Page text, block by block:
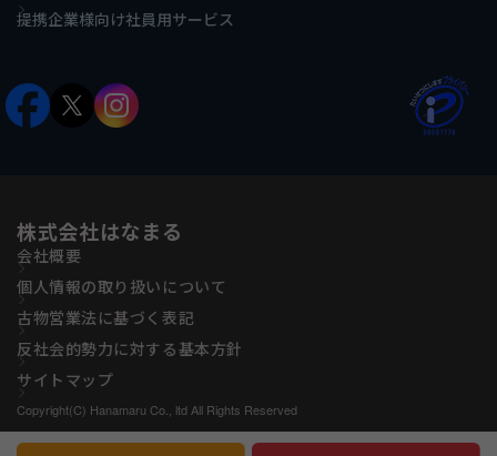
提携企業様向け社員用サービス
株式会社はなまる
会社概要
個人情報の取り扱いについて
古物営業法に基づく表記
反社会的勢力に対する基本方針
サイトマップ
Copyright(C) Hanamaru Co., ltd All Rights Reserved